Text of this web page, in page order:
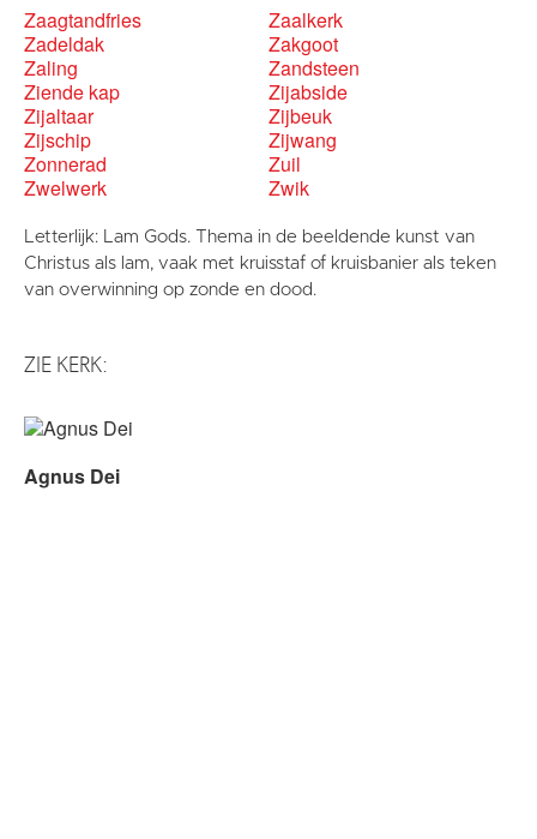
Zaagtandfries
Zaalkerk
Zadeldak
Zakgoot
Zaling
Zandsteen
Ziende kap
Zijabside
Zijaltaar
Zijbeuk
Zijschip
Zijwang
Zonnerad
Zuil
Zwelwerk
Zwik
Letterlijk: Lam Gods. Thema in de beeldende kunst van
Christus als lam, vaak met kruisstaf of kruisbanier als teken
van overwinning op zonde en dood.
ZIE KERK:
Agnus Dei